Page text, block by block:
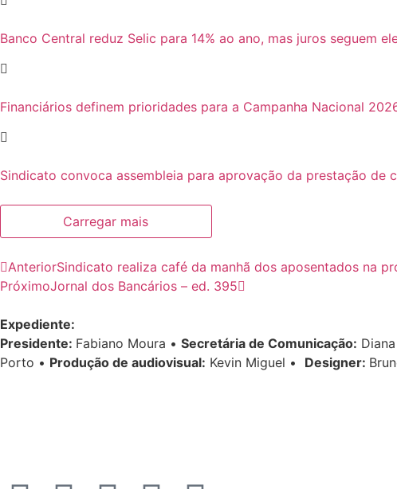
Banco Central reduz Selic para 14% ao ano, mas juros seguem
Financiários definem prioridades para a Campanha Nacional
Sindicato convoca assembleia para aprovação da prestação de
Carregar mais
AnteriorSindicato realiza café da manhã dos aposentados na
PróximoJornal dos Bancários – ed. 395
Expediente:
Presidente: Fabiano Moura • Secretária de Comunicação:
Porto • Produção de audiovisual: Kevin Miguel • Designer: